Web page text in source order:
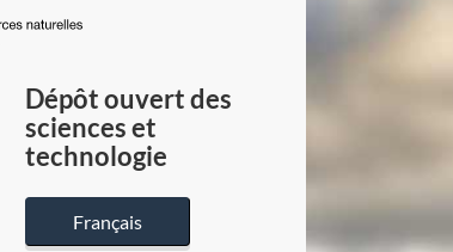
du
Canada
Dépôt ouvert des
sciences et
technologie
Français